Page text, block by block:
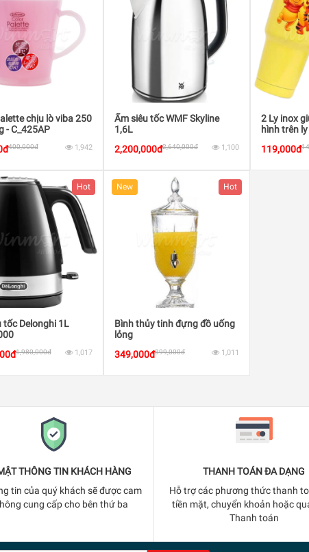
chịu lò viba 250
- C_425AP
400,000đ 1,942
Ấm siêu tốc WMF Skyline
1,6L
2,200,000đ2,640,000đ 1,100
2 Ly inox
hình trên ly
119,000đ
Hot
tốc Delonghi 1L
1,980,000đ 1,017
New Hot
Bình thủy tinh đựng đồ uống
lỏng
349,000đ399,000đ 1,011
THÔNG TIN KHÁCH HÀNG
tin của quý khách sẽ được cam
cung cấp cho bên thứ ba
THANH TOÁN ĐA DẠNG
Hỗ trợ các phương thức thanh
tiền mặt, chuyển khoản hoặc
Thanh toán